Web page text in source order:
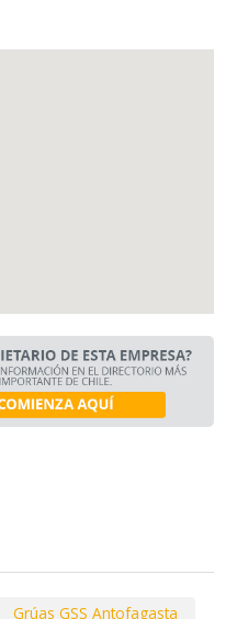
Grúas GSS Antofagasta